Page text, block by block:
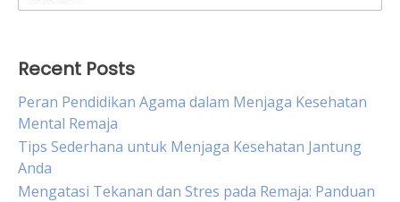
for:
Recent Posts
Peran Pendidikan Agama dalam Menjaga Kesehatan
Mental Remaja
Tips Sederhana untuk Menjaga Kesehatan Jantung
Anda
Mengatasi Tekanan dan Stres pada Remaja: Panduan